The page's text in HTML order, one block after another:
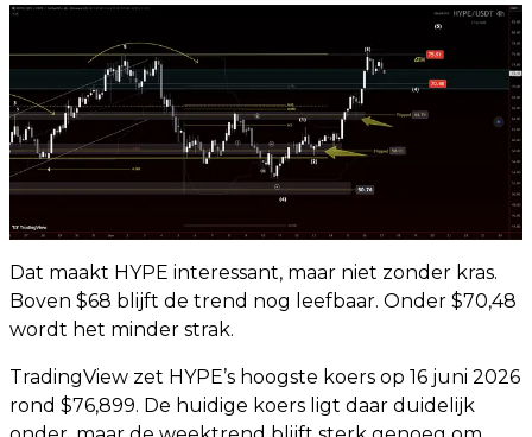
Dat maakt HYPE interessant, maar niet zonder kras.
Boven $68 blijft de trend nog leefbaar. Onder $70,48
wordt het minder strak.
TradingView zet HYPE’s hoogste koers op 16 juni 2026
rond $76,899. De huidige koers ligt daar duidelijk